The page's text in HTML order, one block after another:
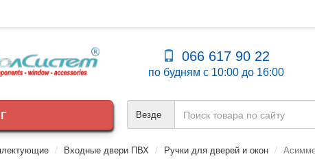
066 617 90 22
по будням с 10:00 до 16:00
Везде
Входные двери ПВХ Ручки для дверей и окон